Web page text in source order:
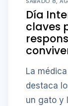
Día
claves
La
destaca
un gato y